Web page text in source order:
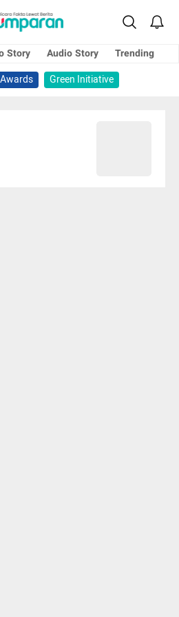
Story Audio Story
Trending
Green Initiative